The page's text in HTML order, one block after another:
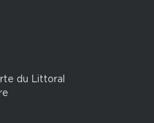
du Littoral